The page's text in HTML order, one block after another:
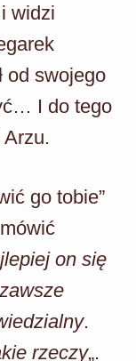
widzi
od swojego
I do tego
Arzu.
go tobie”
on się
.
rzeczy„.